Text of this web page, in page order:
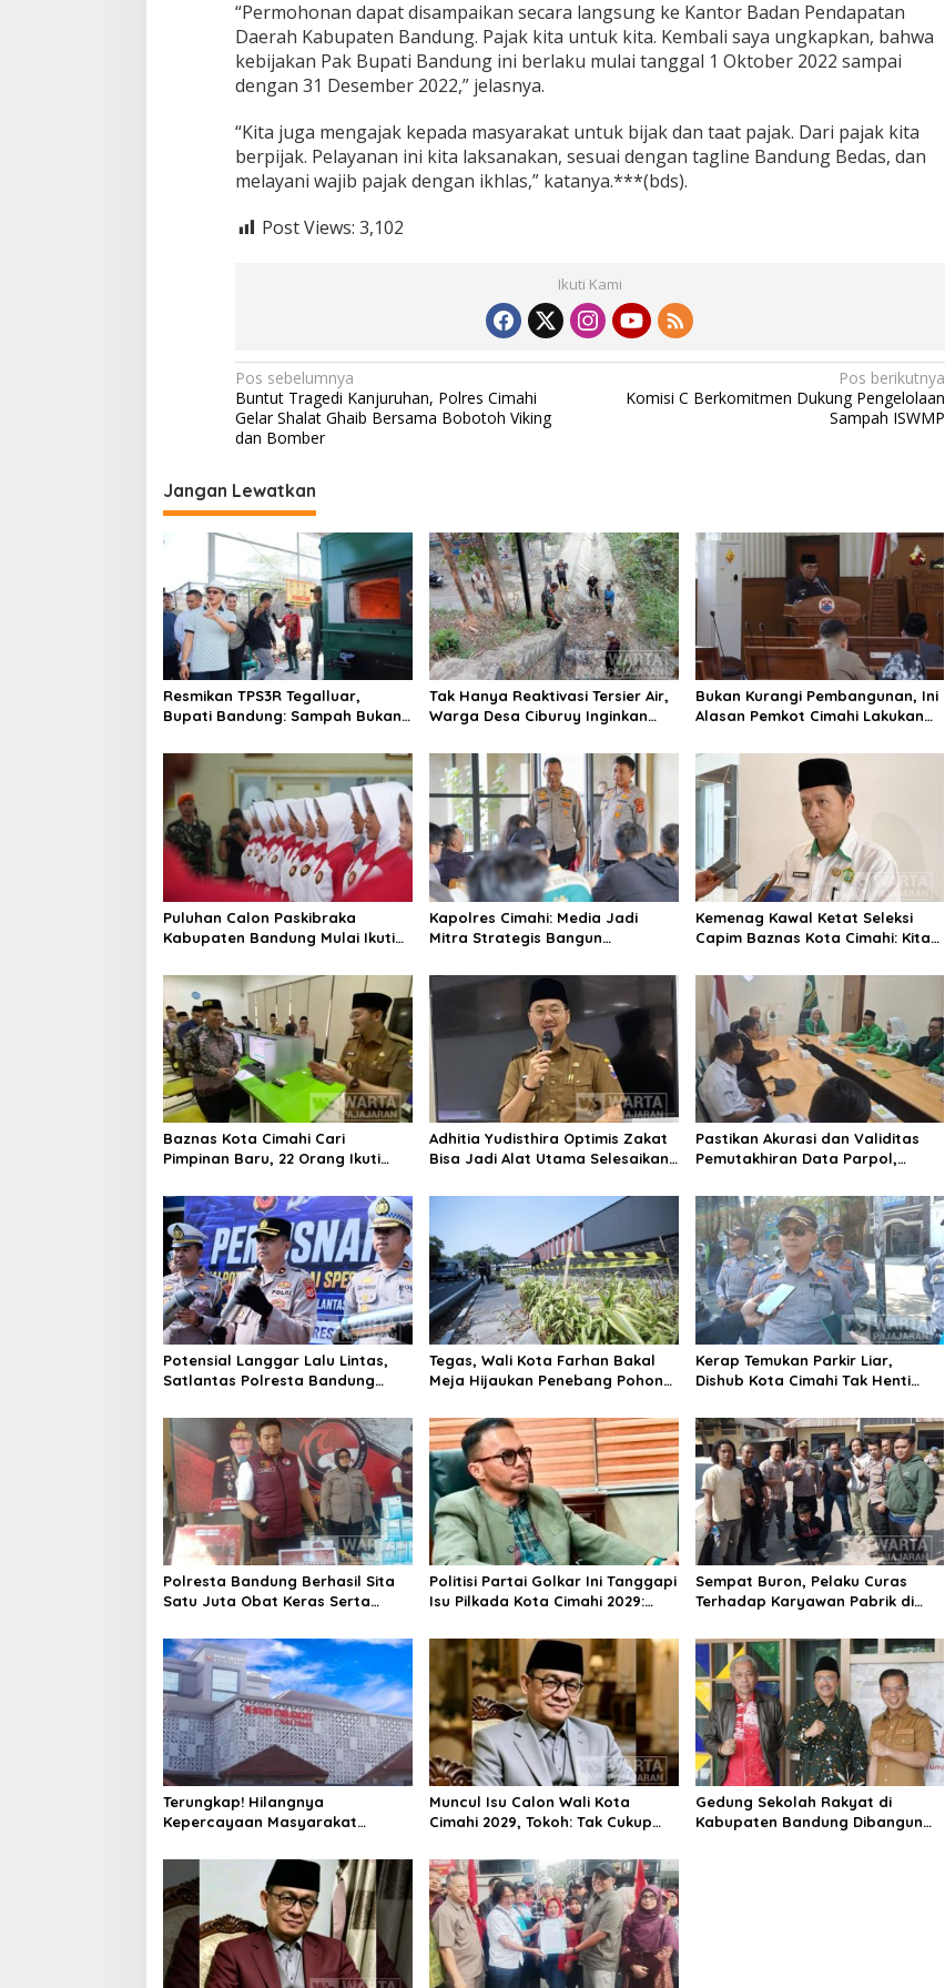
“Permohonan dapat disampaikan secara langsung ke Kantor Badan Pendapatan
Daerah Kabupaten Bandung. Pajak kita untuk kita. Kembali saya ungkapkan, bahwa
kebijakan Pak Bupati Bandung ini berlaku mulai tanggal 1 Oktober 2022 sampai
dengan 31 Desember 2022,” jelasnya.
“Kita juga mengajak kepada masyarakat untuk bijak dan taat pajak. Dari pajak kita
berpijak. Pelayanan ini kita laksanakan, sesuai dengan tagline Bandung Bedas, dan
melayani wajib pajak dengan ikhlas,” katanya.***(bds).
Post Views: 3,102
Ikuti Kami
N
a
v
i
g
a
s
i
p
o
s
Pos sebelumnya
Buntut Tragedi Kanjuruhan, Polres Cimahi
Gelar Shalat Ghaib Bersama Bobotoh Viking
dan Bomber
Pos berikutnya
Komisi C Berkomitmen Dukung Pengelolaan
Sampah ISWMP
Jangan Lewatkan
Resmikan TPS3R Tegalluar,
Bupati Bandung: Sampah Bukan
Tak Hanya Reaktivasi Tersier Air,
Warga Desa Ciburuy Inginkan
Bukan Kurangi Pembangunan, Ini
Alasan Pemkot Cimahi Lakukan
Puluhan Calon Paskibraka
Kabupaten Bandung Mulai Ikuti
Kapolres Cimahi: Media Jadi
Mitra Strategis Bangun
Kemenag Kawal Ketat Seleksi
Capim Baznas Kota Cimahi: Kita
Berintegritas
Baznas Kota Cimahi Cari
Pimpinan Baru, 22 Orang Ikuti
Adhitia Yudisthira Optimis Zakat
Bisa Jadi Alat Utama Selesaikan
Pastikan Akurasi dan Validitas
Pemutakhiran Data Parpol,
Pengawasan
Potensial Langgar Lalu Lintas,
Satlantas Polresta Bandung
Brong
Tegas, Wali Kota Farhan Bakal
Meja Hijaukan Penebang Pohon
Kerap Temukan Parkir Liar,
Dishub Kota Cimahi Tak Henti
Polresta Bandung Berhasil Sita
Satu Juta Obat Keras Serta
Politisi Partai Golkar Ini Tanggapi
Isu Pilkada Kota Cimahi 2029:
Sempat Buron, Pelaku Curas
Terhadap Karyawan Pabrik di
Polisi
Terungkap! Hilangnya
Kepercayaan Masyarakat
Rebranding RSUD Cibabat
Muncul Isu Calon Wali Kota
Cimahi 2029, Tokoh: Tak Cukup
Parpol
Gedung Sekolah Rakyat di
Kabupaten Bandung Dibangun